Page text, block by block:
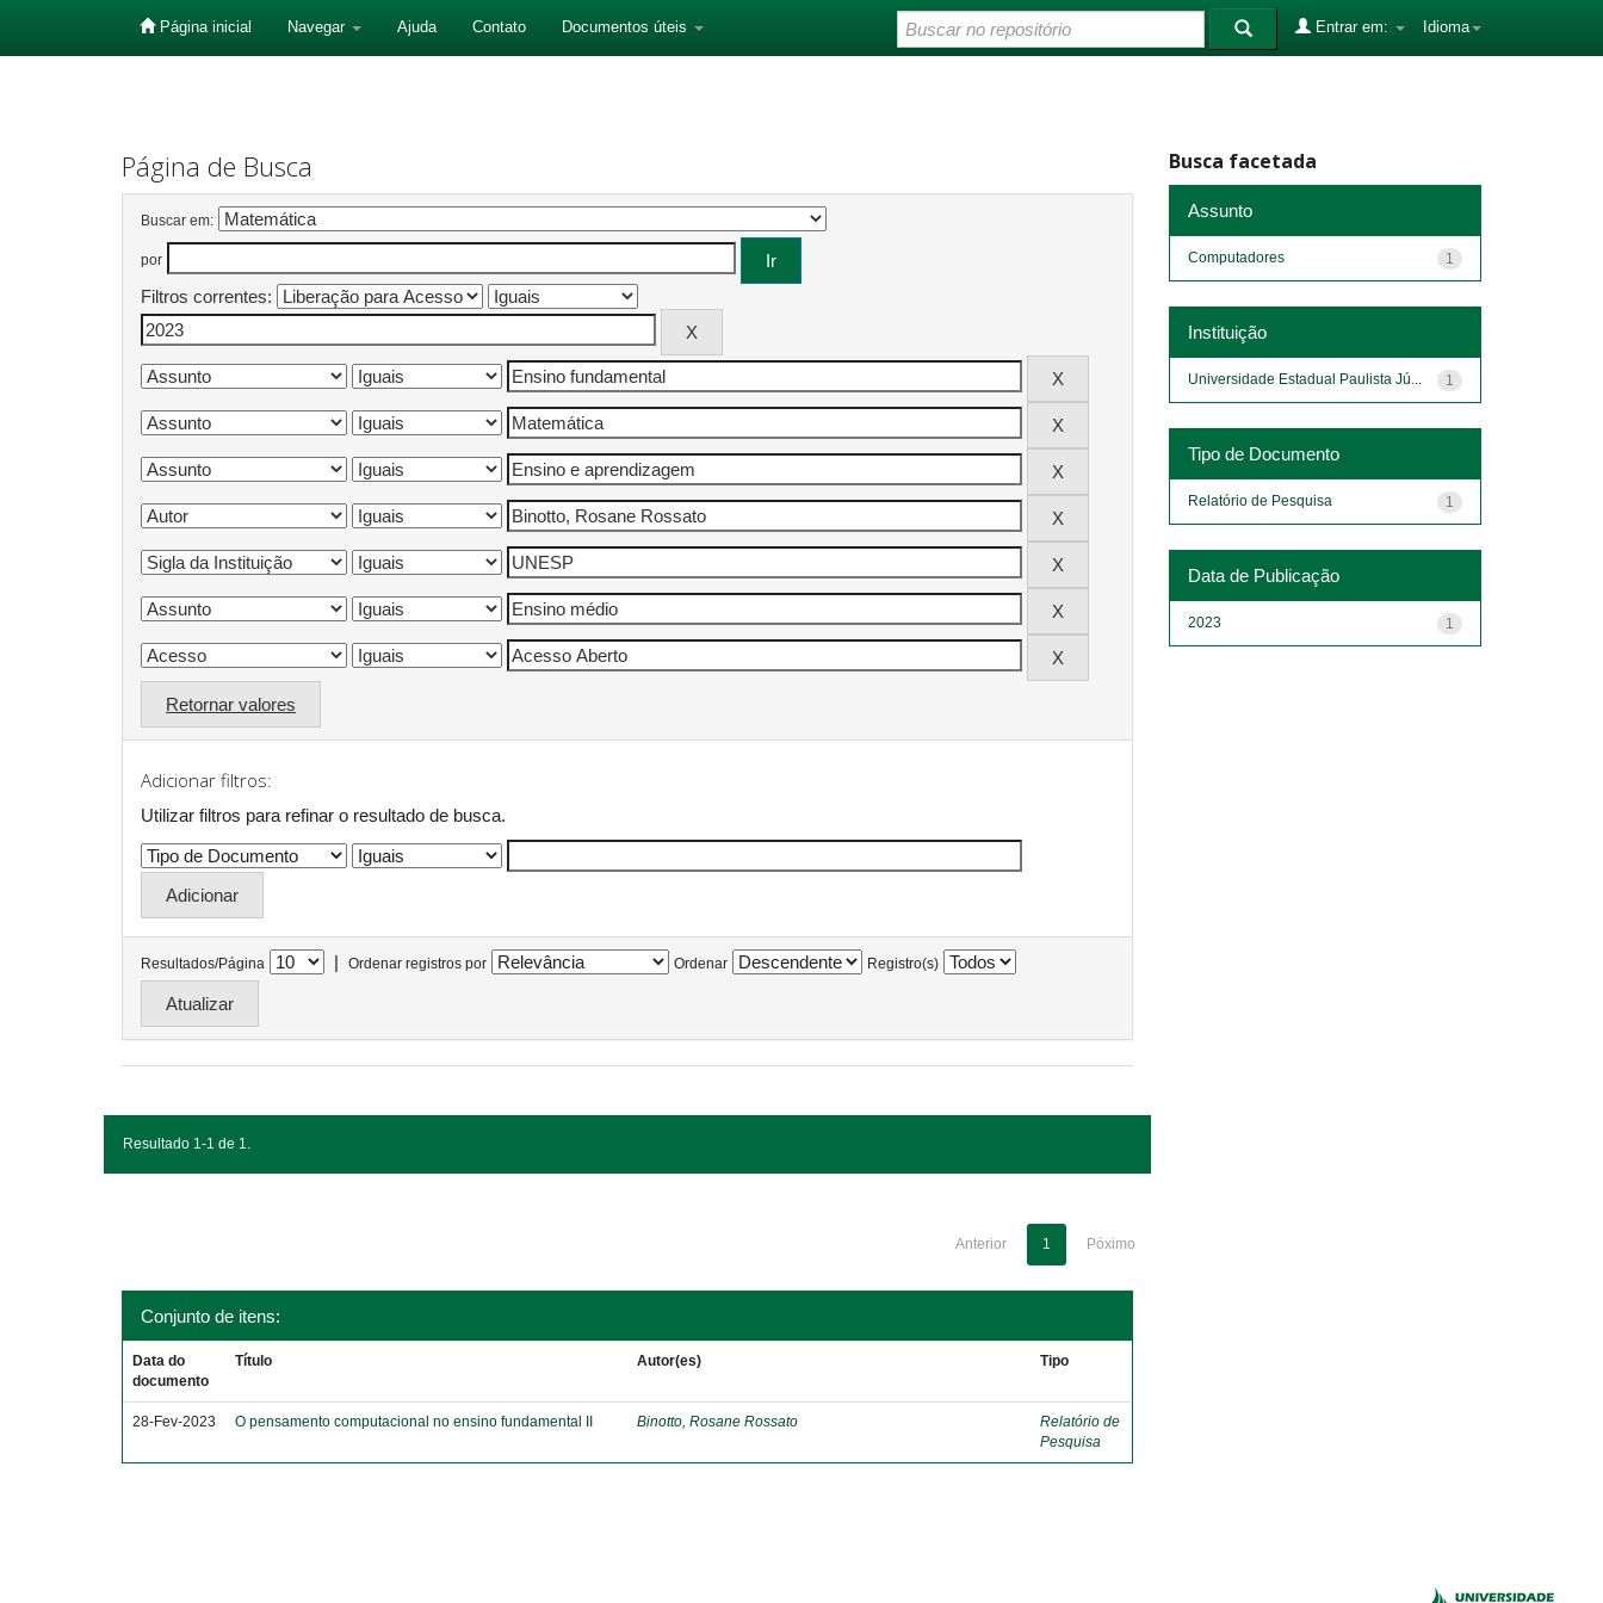
Página inicial Navegar Ajuda Contato Documentos úteis Idioma
Entrar em:
Página de Busca
Buscar em:
por
Filtros correntes:
Retornar valores
Adicionar filtros:
Utilizar filtros para refinar o resultado de busca.
Resultados/Página | Ordenar registros por Ordenar Registro(s)
Resultado 1-1 de 1.
Anterior 1 Póximo
Conjunto de itens:
Data do
documento
Título Autor(es) Tipo
28-Fev-2023 O pensamento computacional no ensino fundamental II Binotto, Rosane Rossato
Relatório de
Pesquisa
Busca facetada
Assunto
1
Computadores
Instituição
1
Universidade Estadual Paulista Jú...
Tipo de Documento
1
Relatório de Pesquisa
Data de Publicação
1
2023